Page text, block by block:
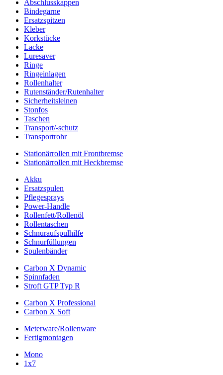
Abschlusskappen
Bindegarne
Ersatzspitzen
Kleber
Korkstücke
Lacke
Luresaver
Ringe
Ringeinlagen
Rollenhalter
Rutenständer/Rutenhalter
Sicherheitsleinen
Stonfos
Taschen
Transport/-schutz
Transportrohr
Stationärrollen mit Frontbremse
Stationärrollen mit Heckbremse
Akku
Ersatzspulen
Pflegesprays
Power-Handle
Rollenfett/Rollenöl
Rollentaschen
Schnuraufspulhilfe
Schnurfüllungen
Spulenbänder
Carbon X Dynamic
Spinnfaden
Stroft GTP Typ R
Carbon X Professional
Carbon X Soft
Meterware/Rollenware
Fertigmontagen
Mono
1x7